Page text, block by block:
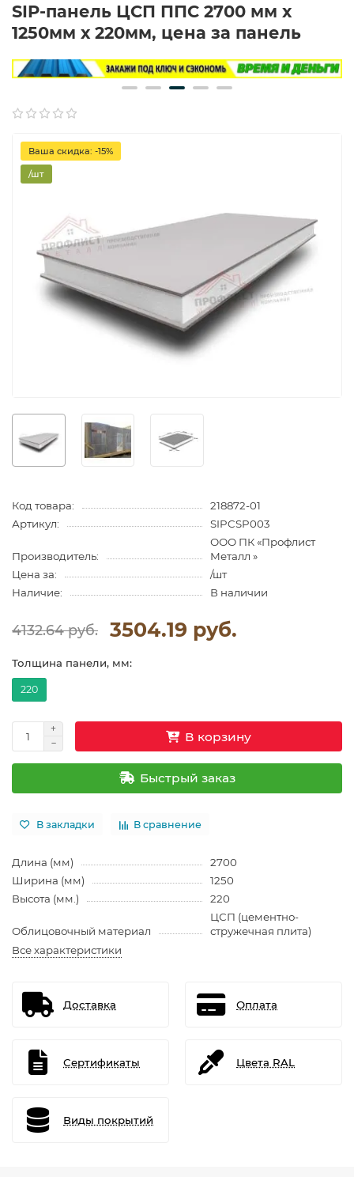
SIP-панель ЦСП ППС 2700 мм х
1250мм х 220мм, цена за панель
Ваша скидка: -15%
/шт
Код товара:
218872-01
Артикул:
SIPCSP003
Производитель:
ООО ПК «Профлист
Металл »
Цена за:
/шт
Наличие:
В наличии
4132.64 руб. 3504.19 руб.
Толщина панели, мм:
220
В корзину
Быстрый заказ
В закладки В сравнение
Длина (мм)
2700
Ширина (мм)
1250
Высота (мм.)
220
Облицовочный материал
ЦСП (цементно-
стружечная плита)
Все характеристики
Доставка Оплата
Сертификаты Цвета RAL
Виды покрытий